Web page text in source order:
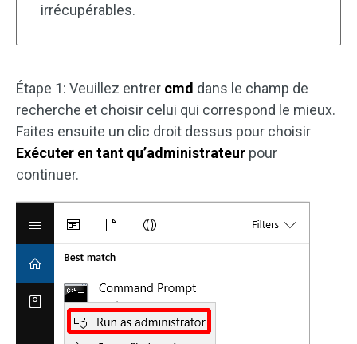
irrécupérables.
Étape 1: Veuillez entrer cmd dans le champ de
recherche et choisir celui qui correspond le mieux.
Faites ensuite un clic droit dessus pour choisir
Exécuter en tant qu’administrateur pour
continuer.